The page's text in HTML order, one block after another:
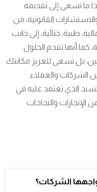
ما تسعى إلى تقديمه
القانونية، من
طبية، جنائية، إلى جانب
كما أنها تقدم الحلول
بل تسعى لتعزيز مكانتك
الشركات والعملاء
الذي تعتمد عليه في
الإنجازات والنجاحات
الشركات؟